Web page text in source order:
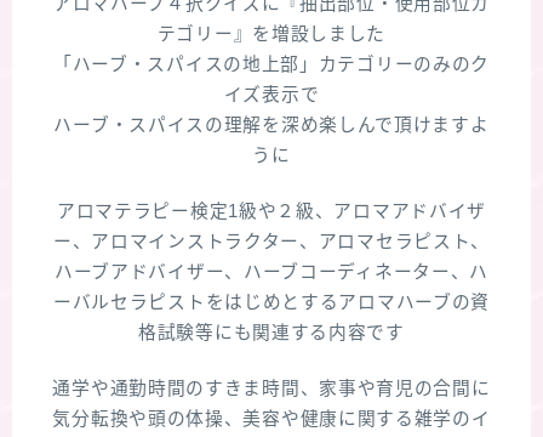
テゴリー』を増設しました
「ハーブ・スパイスの地上部」カテゴリーのみのク
イズ表示で
ハーブ・スパイスの理解を深め楽しんで頂けますよ
うに
アロマテラピー検定1級や２級、アロマアドバイザ
ー、アロマインストラクター、アロマセラピスト、
ハーブアドバイザー、ハーブコーディネーター、ハ
ーバルセラピストをはじめとするアロマハーブの資
格試験等にも関連する内容です
通学や通勤時間のすきま時間、家事や育児の合間に
気分転換や頭の体操、美容や健康に関する雑学のイ